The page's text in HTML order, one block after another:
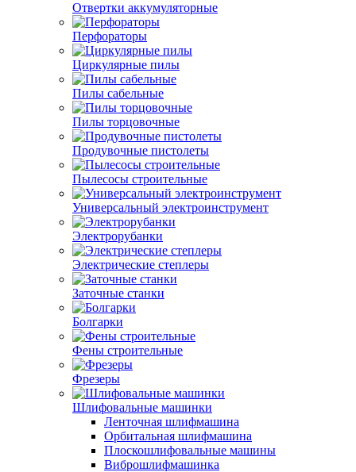
Отвертки аккумуляторные
Перфораторы
Циркулярные пилы
Пилы сабельные
Пилы торцовочные
Продувочные пистолеты
Пылесосы строительные
Универсальный электроинструмент
Электрорубанки
Электрические степлеры
Заточные станки
Болгарки
Фены строительные
Фрезеры
Шлифовальные машинки
Ленточная шлифмашина
Орбитальная шлифмашина
Плоскошлифовальные машины
Виброшлифмашинка